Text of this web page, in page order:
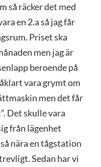
så räcker det med
en 2.a så jag får
Priset ska
men jag är
beroende på
vara grymt om
men det får
Det skulle vara
från lägenhet
nära en tågstation
Sedan har vi